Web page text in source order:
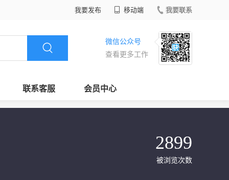
我要发布 移动端 我要联系
微信公众号
查看更多工作
联系客服 会员中心
2899
被浏览次数